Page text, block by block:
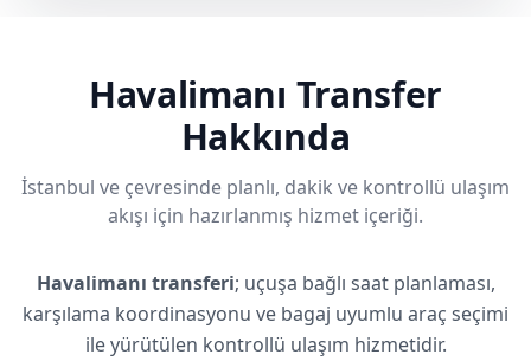
Havalimanı Transfer
Hakkında
İstanbul ve çevresinde planlı, dakik ve kontrollü ulaşım
akışı için hazırlanmış hizmet içeriği.
Havalimanı transferi; uçuşa bağlı saat planlaması,
karşılama koordinasyonu ve bagaj uyumlu araç seçimi
ile yürütülen kontrollü ulaşım hizmetidir.